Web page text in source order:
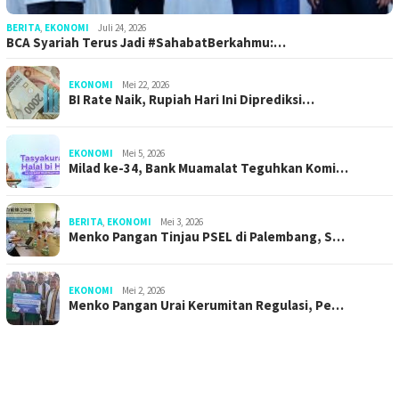
BERITA, EKONOMI Juli 24, 2026
BCA Syariah Terus Jadi #SahabatBerkahmu:…
EKONOMI Mei 22, 2026
BI Rate Naik, Rupiah Hari Ini Diprediksi…
EKONOMI Mei 5, 2026
Milad ke-34, Bank Muamalat Teguhkan Komi…
BERITA, EKONOMI Mei 3, 2026
Menko Pangan Tinjau PSEL di Palembang, S…
EKONOMI Mei 2, 2026
Menko Pangan Urai Kerumitan Regulasi, Pe…